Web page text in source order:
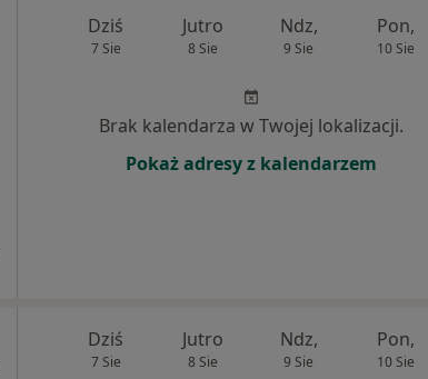
Dziś
7 Sie
Jutro
8 Sie
Ndz,
9 Sie
Pon,
10 Sie
Brak kalendarza w Twojej lokalizacji.
Pokaż adresy z kalendarzem
Dziś
7 Sie
Jutro
8 Sie
Ndz,
9 Sie
Pon,
10 Sie